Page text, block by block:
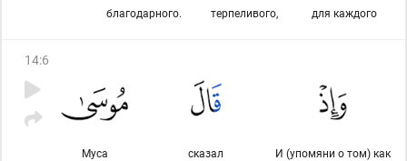
для каждого
терпеливого,
благодар­ного.
14:6
И (упомяни о том) как
сказал
Муса